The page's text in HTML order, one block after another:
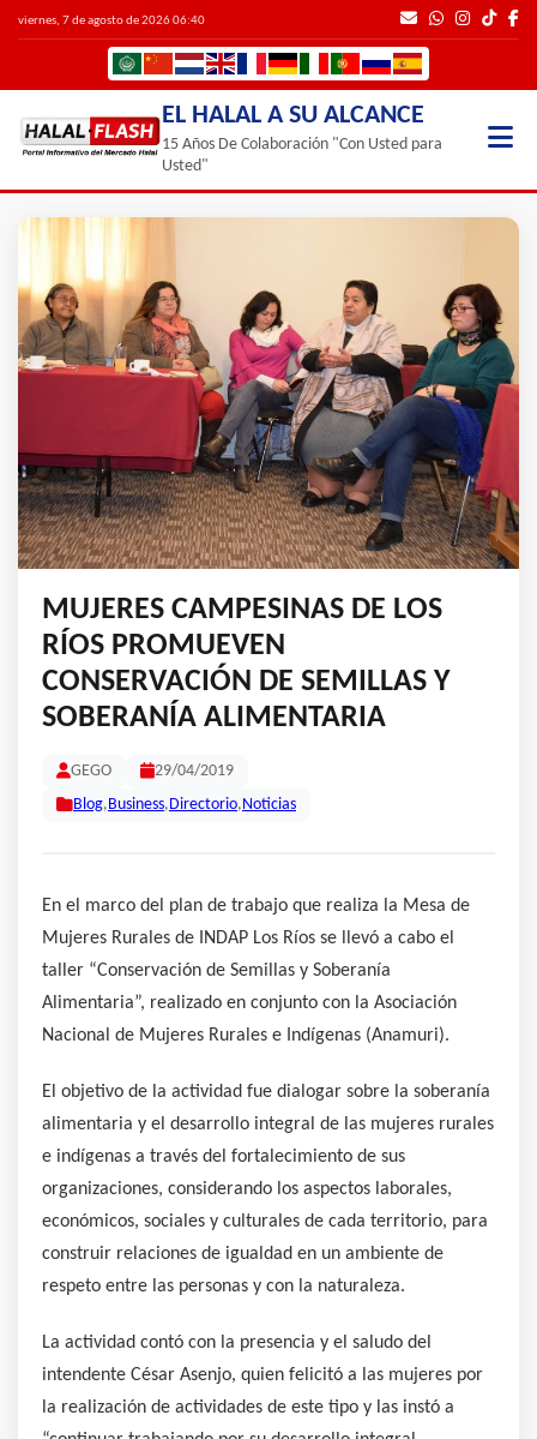
viernes, 7 de agosto de 2026 06:40
EL HALAL A SU ALCANCE
15 Años De Colaboración "Con Usted para
Usted"
MUJERES CAMPESINAS DE LOS
RÍOS PROMUEVEN
CONSERVACIÓN DE SEMILLAS Y
SOBERANÍA ALIMENTARIA
GEGO 29/04/2019
Blog, Business, Directorio, Noticias
En el marco del plan de trabajo que realiza la Mesa de
Mujeres Rurales de INDAP Los Ríos se llevó a cabo el
taller “Conservación de Semillas y Soberanía
Alimentaria”, realizado en conjunto con la Asociación
Nacional de Mujeres Rurales e Indígenas (Anamuri).
El objetivo de la actividad fue dialogar sobre la soberanía
alimentaria y el desarrollo integral de las mujeres rurales
e indígenas a través del fortalecimiento de sus
organizaciones, considerando los aspectos laborales,
económicos, sociales y culturales de cada territorio, para
construir relaciones de igualdad en un ambiente de
respeto entre las personas y con la naturaleza.
La actividad contó con la presencia y el saludo del
intendente César Asenjo, quien felicitó a las mujeres por
la realización de actividades de este tipo y las instó a